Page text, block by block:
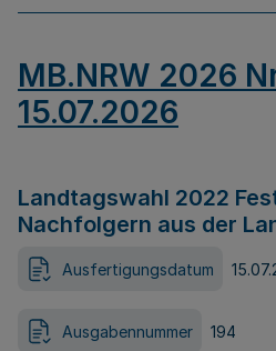
MB.NRW 2026
15.07.2026
Landtagswahl 2022
Nachfolgern aus der
Ausfertigungsdatum
Ausgabennummer 194